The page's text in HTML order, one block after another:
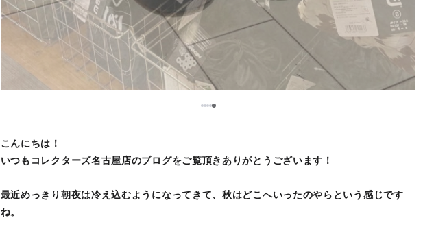
12345
こんにちは！
いつもコレクターズ名古屋店のブログをご覧頂きありがとうございます！
最近めっきり朝夜は冷え込むようになってきて、秋はどこへいったのやらという感じです
ね。